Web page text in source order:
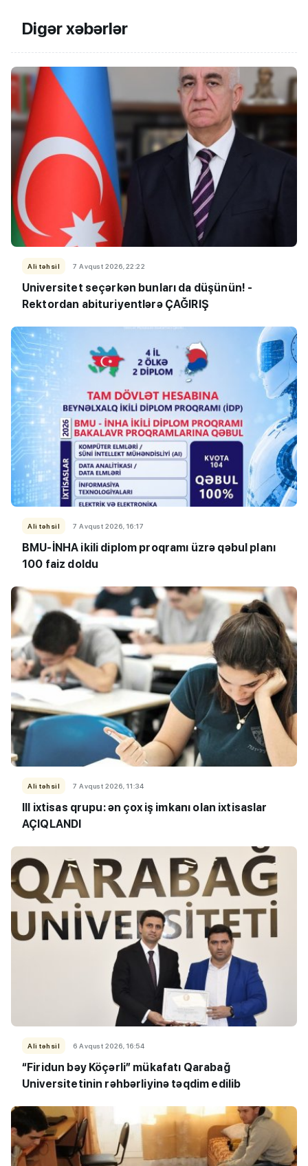
Digər xəbərlər
Ali təhsil 7 Avqust 2026, 22:22
Universitet seçərkən bunları da düşünün! -
Rektordan abituriyentlərə ÇAĞIRIŞ
Ali təhsil 7 Avqust 2026, 16:17
BMU-İNHA ikili diplom proqramı üzrə qəbul planı
100 faiz doldu
Ali təhsil 7 Avqust 2026, 11:34
III ixtisas qrupu: ən çox iş imkanı olan ixtisaslar
AÇIQLANDI
Ali təhsil 6 Avqust 2026, 16:54
“Firidun bəy Köçərli” mükafatı Qarabağ
Universitetinin rəhbərliyinə təqdim edilib